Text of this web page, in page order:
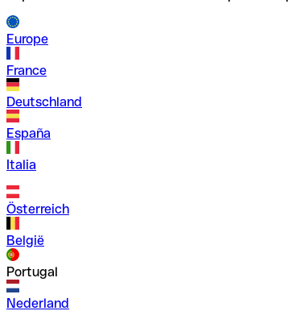
Europe
France
Deutschland
España
Italia
Österreich
België
Portugal
Nederland